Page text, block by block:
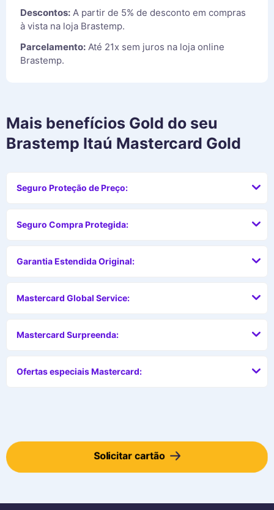
Descontos: A partir de 5% de desconto em compras
à vista na loja Brastemp.
Parcelamento: Até 21x sem juros na loja online
Brastemp.
Mais benefícios Gold do seu
Brastemp Itaú Mastercard Gold
Seguro Proteção de Preço:
Seguro Compra Protegida:
Garantia Estendida Original:
Mastercard Global Service:
Mastercard Surpreenda:
Ofertas especiais Mastercard:
Solicitar cartão